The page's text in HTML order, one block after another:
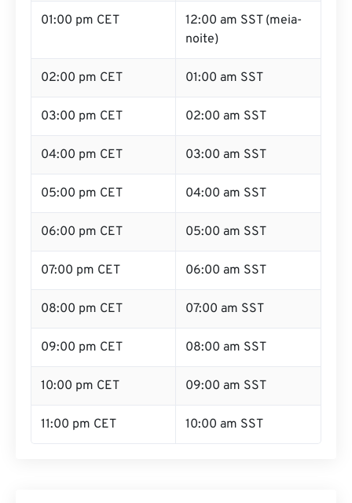
01:00 pm CET
12:00 am SST (meia-
noite)
02:00 pm CET 01:00 am SST
03:00 pm CET 02:00 am SST
04:00 pm CET 03:00 am SST
05:00 pm CET 04:00 am SST
06:00 pm CET 05:00 am SST
07:00 pm CET 06:00 am SST
08:00 pm CET 07:00 am SST
09:00 pm CET 08:00 am SST
10:00 pm CET 09:00 am SST
11:00 pm CET 10:00 am SST